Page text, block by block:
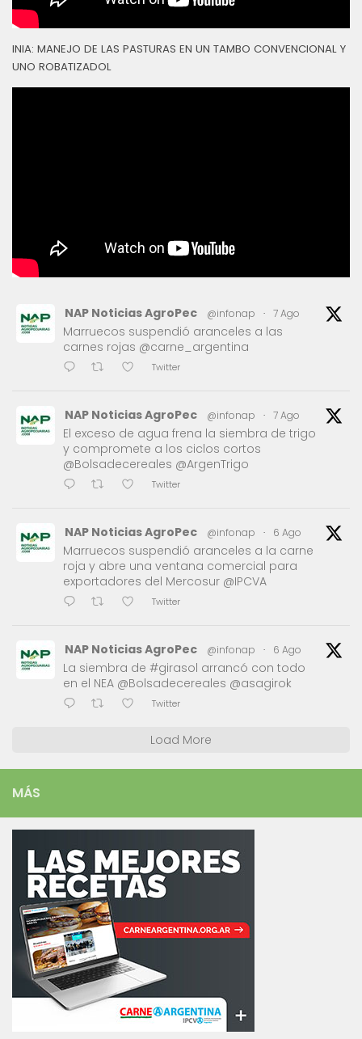
INIA: MANEJO DE LAS PASTURAS EN UN TAMBO CONVENCIONAL Y
UNO ROBATIZADOL
NAP Noticias AgroPec @infonap · 7 Ago
Marruecos suspendió aranceles a las
carnes rojas @carne_argentina
Twitter
NAP Noticias AgroPec @infonap · 7 Ago
El exceso de agua frena la siembra de trigo
y compromete a los ciclos cortos
@Bolsadecereales @ArgenTrigo
Twitter
NAP Noticias AgroPec @infonap · 6 Ago
Marruecos suspendió aranceles a la carne
roja y abre una ventana comercial para
exportadores del Mercosur @IPCVA
Twitter
NAP Noticias AgroPec @infonap · 6 Ago
La siembra de #girasol arrancó con todo
en el NEA @Bolsadecereales @asagirok
Twitter
Load More
MÁS